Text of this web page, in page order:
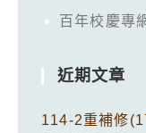
百年校慶專
近期文章
114-2重補修